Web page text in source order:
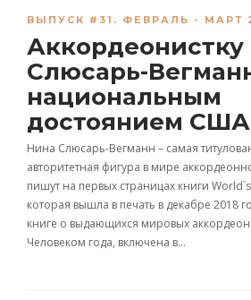
ВЫПУСК #31. ФЕВРАЛЬ - МАРТ
Слюсарь-
национальным
достоянием США
Нина Слюсарь-Вегманн – самая
авторитетная фигура в мире
пишут на первых страницах книги
которая вышла в печать в декабре 2018
книге о выдающихся мировых
Человеком года, включена в…